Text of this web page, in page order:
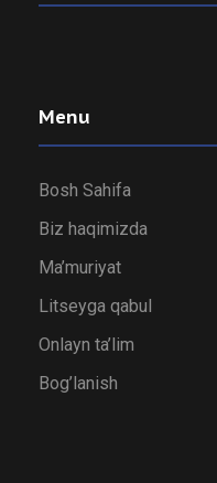
Menu
Bosh Sahifa
Biz haqimizda
Ma’muriyat
Litseyga qabul
Onlayn ta’lim
Bog’lanish